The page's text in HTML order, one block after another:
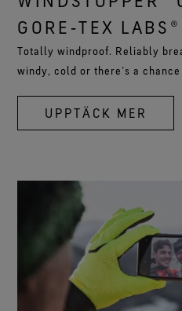
GORE‑TEX LABS®
Totally windproof. Reliably
windy, cold or there’s a
UPPTÄCK MER